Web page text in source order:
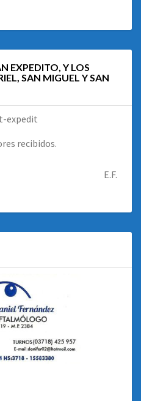
EXPEDITO, Y LOS
SAN MIGUEL Y SAN
recibidos.
E.F.